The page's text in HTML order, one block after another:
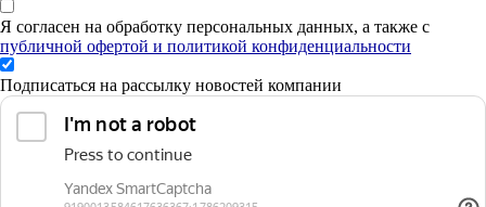
Я согласен на обработку персональных данных, а также с
публичной офертой и политикой конфиденциальности
Подписаться на рассылку новостей компании